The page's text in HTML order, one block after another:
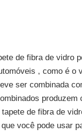
de fibra de vidro
, como é o
ser combinada
de fibra de
você pode usar